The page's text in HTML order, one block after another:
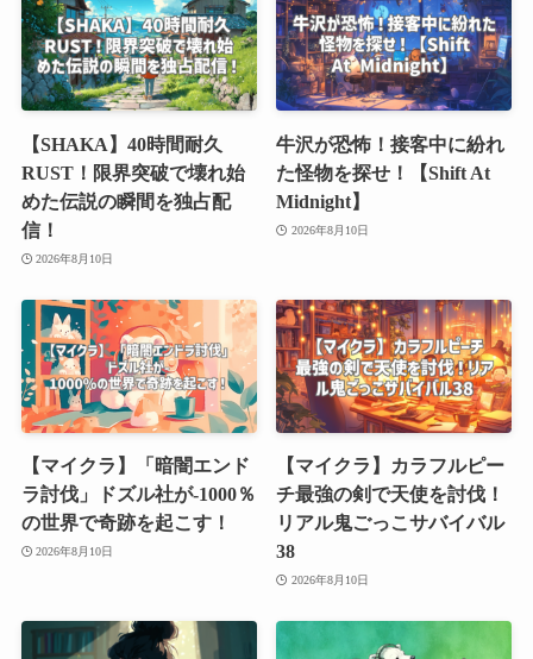
【SHAKA】40時間耐久
RUST！限界突破で壊れ始
めた伝説の瞬間を独占配
信！
2026年8月10日
牛沢が恐怖！接客中に紛れ
た怪物を探せ！【Shift At
Midnight】
2026年8月10日
【マイクラ】「暗闇エンド
ラ討伐」ドズル社が-1000％
の世界で奇跡を起こす！
2026年8月10日
【マイクラ】カラフルピー
チ最強の剣で天使を討伐！
リアル鬼ごっこサバイバル
38
2026年8月10日